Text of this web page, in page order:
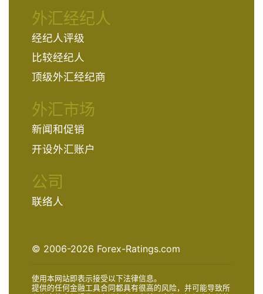
外汇经纪人
经纪人评级
比较经纪人
顶级外汇经纪商
外汇市场
新闻和促销
开设外汇账户
公司
联络人
© 2006-2026 Forex-Ratings.com
使用本网站即表示接受以下法律信息。
提供的任何金融工具合同都具有很高的风险，并可能导致所